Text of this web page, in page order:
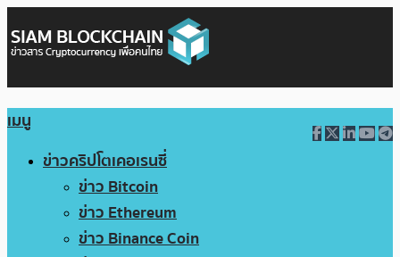
เมนู
ข่าวคริปโตเคอเรนซี่
ข่าว Bitcoin
ข่าว Ethereum
ข่าว Binance Coin